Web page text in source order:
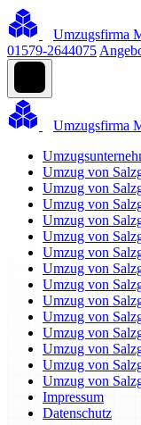
Umzugsfirma
01579-2644075
Umzugsfirma
Umzug von
Umzug von
Umzug von
Umzug von
Umzug von
Umzug von
Umzug von
Umzug von
Umzug von
Umzug von
Umzug von
Umzug von
Umzug von
Umzug von
Impressum
Datenschutz